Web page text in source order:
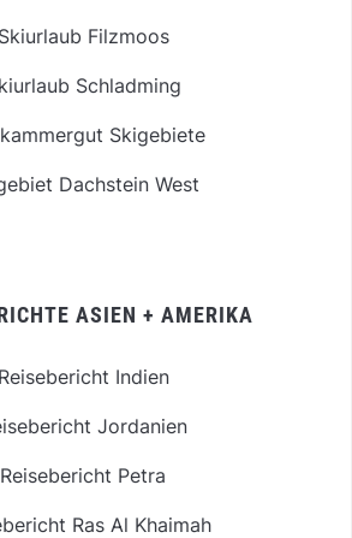
Skiurlaub Filzmoos
Schladming
Skigebiete
Dachstein West
ASIEN + AMERIKA
Reisebericht Indien
Jordanien
Reisebericht Petra
Ras Al Khaimah